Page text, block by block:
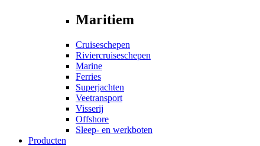
Maritiem
Cruiseschepen
Riviercruiseschepen
Marine
Ferries
Superjachten
Veetransport
Visserij
Offshore
Sleep- en werkboten
Producten